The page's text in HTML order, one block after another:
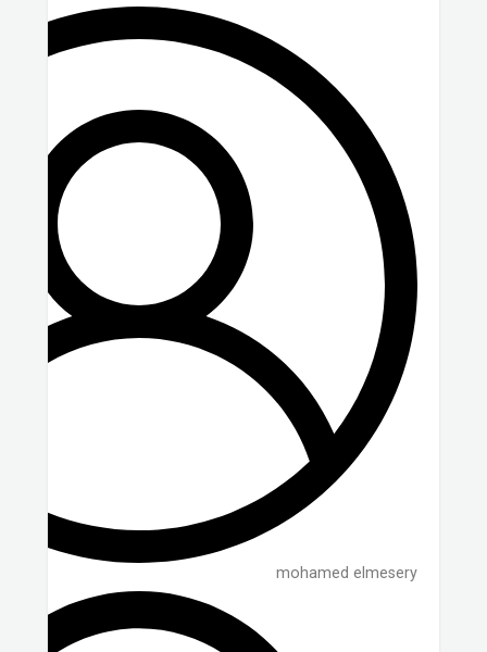
mohamed elmesery